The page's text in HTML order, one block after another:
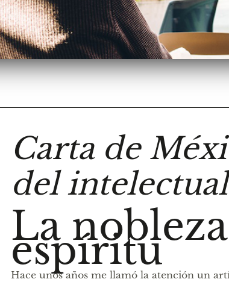
Carta de
del intelectual
La
espíritu
Hace unos años me llamó la atención un